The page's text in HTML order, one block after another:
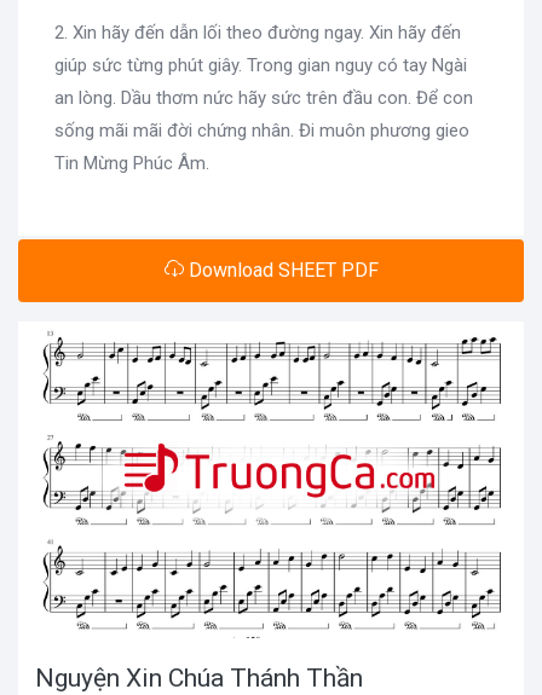
2. Xin hãy đến dẫn lối theo đường ngay. Xin hãy đến
giúp sức từng phút giây. Trong gian nguy có tay Ngài
an lòng. Dầu thơm nức hãy sức trên đầu con. Để con
sống mãi mãi đời chứng nhân. Đi muôn phương gieo
Tin Mừng Phúc Âm.
Download SHEET PDF
Nguyện Xin Chúa Thánh Thần